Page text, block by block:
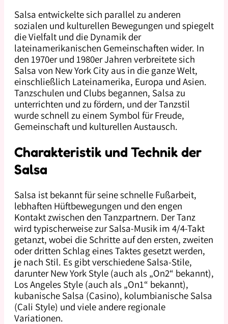
Salsa entwickelte sich parallel zu anderen
sozialen und kulturellen Bewegungen und spiegelt
die Vielfalt und die Dynamik der
lateinamerikanischen Gemeinschaften wider. In
den 1970er und 1980er Jahren verbreitete sich
Salsa von New York City aus in die ganze Welt,
einschließlich Lateinamerika, Europa und Asien.
Tanzschulen und Clubs begannen, Salsa zu
unterrichten und zu fördern, und der Tanzstil
wurde schnell zu einem Symbol für Freude,
Gemeinschaft und kulturellen Austausch.
Charakteristik und Technik der
Salsa
Salsa ist bekannt für seine schnelle Fußarbeit,
lebhaften Hüftbewegungen und den engen
Kontakt zwischen den Tanzpartnern. Der Tanz
wird typischerweise zur Salsa-Musik im 4/4-Takt
getanzt, wobei die Schritte auf den ersten, zweiten
oder dritten Schlag eines Taktes gesetzt werden,
je nach Stil. Es gibt verschiedene Salsa-Stile,
darunter New York Style (auch als „On2“ bekannt),
Los Angeles Style (auch als „On1“ bekannt),
kubanische Salsa (Casino), kolumbianische Salsa
(Cali Style) und viele andere regionale
Variationen.